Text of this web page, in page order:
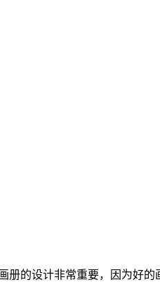
的设计非常重要，因为好